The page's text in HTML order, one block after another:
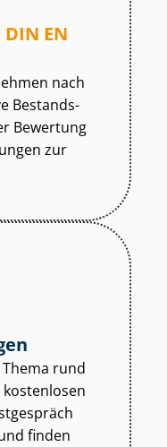
EN
nach
Be­stands­
Bewertung
zur
rund
kostenlosen
finden